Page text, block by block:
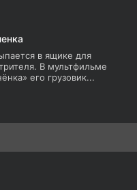
в ящике для
В мультфильме
его грузовик...